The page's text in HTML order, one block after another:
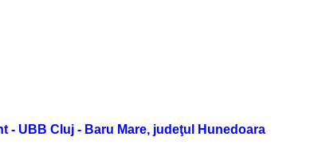
- UBB Cluj - Baru Mare, judeţul Hunedoara